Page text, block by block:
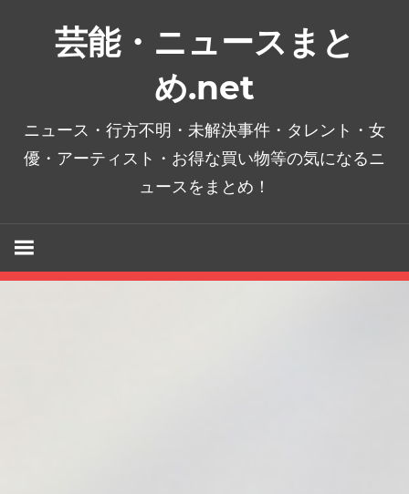
芸能・ニュースまと
め.net
ニュース・行方不明・未解決事件・タレント・女
優・アーティスト・お得な買い物等の気になるニ
ュースをまとめ！